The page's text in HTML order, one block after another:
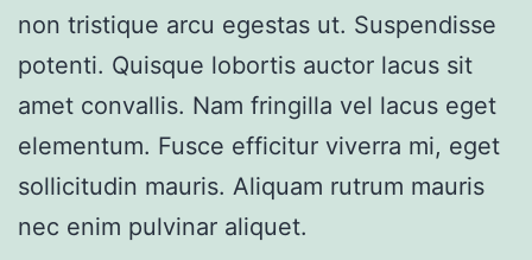
non tristique arcu egestas ut. Suspendisse
potenti. Quisque lobortis auctor lacus sit
amet convallis. Nam fringilla vel lacus eget
elementum. Fusce efficitur viverra mi, eget
sollicitudin mauris. Aliquam rutrum mauris
nec enim pulvinar aliquet.